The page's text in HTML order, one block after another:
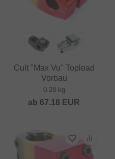
Cult "Max Vu" Topload
Vorbau
0.28 kg
ab 67.18 EUR